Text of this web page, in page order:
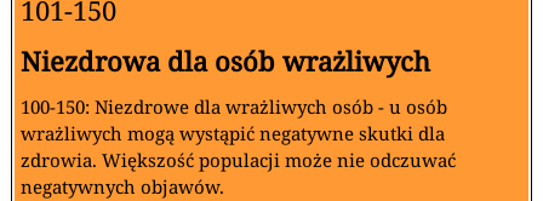
101-150
Niezdrowa dla osób wrażliwych
100-150: Niezdrowe dla wrażliwych osób - u osób
wrażliwych mogą wystąpić negatywne skutki dla
zdrowia. Większość populacji może nie odczuwać
negatywnych objawów.